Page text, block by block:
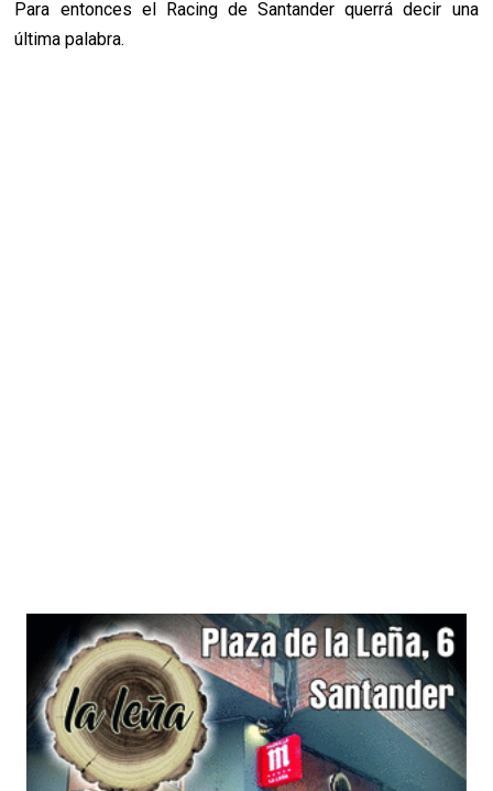
Para entonces el Racing de Santander querrá decir una
última palabra.